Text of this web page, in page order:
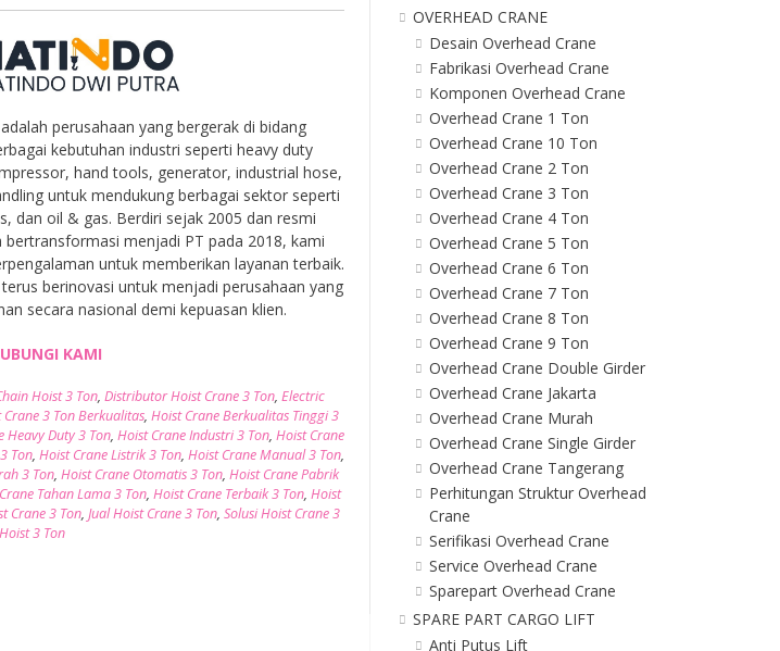
adalah perusahaan yang bergerak di bidang
kebutuhan industri seperti heavy duty
hand tools, generator, industrial hose,
untuk mendukung berbagai sektor seperti
dan oil & gas. Berdiri sejak 2005 dan resmi
menjadi PT pada 2018, kami
untuk memberikan layanan terbaik.
berinovasi untuk menjadi perusahaan yang
secara nasional demi kepuasan klien.
KAMI
Hoist 3 Ton,Distributor Hoist Crane 3 Ton,Electric
Crane 3 Ton Berkualitas,Hoist Crane Berkualitas Tinggi 3
Heavy Duty 3 Ton,Hoist Crane Industri 3 Ton,Hoist Crane
Ton,Hoist Crane Listrik 3 Ton,Hoist Crane Manual 3 Ton,
3 Ton,Hoist Crane Otomatis 3 Ton,Hoist Crane Pabrik
Tahan Lama 3 Ton,Hoist Crane Terbaik 3 Ton,Hoist
Crane 3 Ton,Jual Hoist Crane 3 Ton,Solusi Hoist Crane 3
3 Ton
OVERHEAD CRANE
Desain Overhead Crane
Fabrikasi Overhead Crane
Komponen Overhead Crane
Overhead Crane 1 Ton
Overhead Crane 10 Ton
Overhead Crane 2 Ton
Overhead Crane 3 Ton
Overhead Crane 4 Ton
Overhead Crane 5 Ton
Overhead Crane 6 Ton
Overhead Crane 7 Ton
Overhead Crane 8 Ton
Overhead Crane 9 Ton
Overhead Crane Double Girder
Overhead Crane Jakarta
Overhead Crane Murah
Overhead Crane Single Girder
Overhead Crane Tangerang
Perhitungan Struktur Overhead
Crane
Serifikasi Overhead Crane
Service Overhead Crane
Sparepart Overhead Crane
SPARE PART CARGO LIFT
Anti Putus Lift